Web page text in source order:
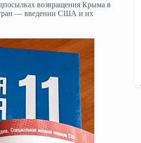
возвращения Крыма в
— введении США и их